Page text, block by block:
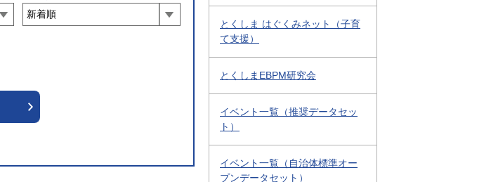
とくしま はぐくみネット（子育
て支援）
とくしまEBPM研究会
イベント一覧（推奨データセッ
ト）
イベント一覧（自治体標準オー
プンデータセット）